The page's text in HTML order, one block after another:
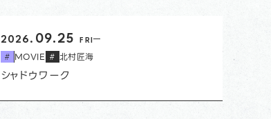
開始日
2026. 09.25 FRI
# MOVIE # 北村匠海
シャドウワーク